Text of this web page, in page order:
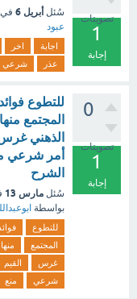
تصويتات
1
إجابة
سُئل أبريل 6
عبود
اجابة اخر
عذر
شرعي
0
تصويتات
1
إجابة
للتطوع
الذهني غرس
أمر شرعي
الشرح
سُئل مارس 13
بواسطة
للتطوع فوائد
المجتمع
منها
غرس
القيم
شرعي
منع